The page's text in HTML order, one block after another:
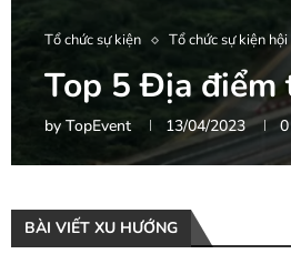
Tổ chức sự kiện Tổ chức sự kiện
Top 5 Địa điểm
by TopEvent 13/04/2023
BÀI VIẾT XU HƯỚNG